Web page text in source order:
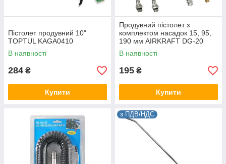
Пістолет продувний 10"
TOPTUL KAGA0410
В наявності
284 ₴
Купити
Продувний пістолет з
комплектом насадок 15, 95,
190 мм AIRKRAFT DG-20
В наявності
195 ₴
Купити
з ПДВ/НДС